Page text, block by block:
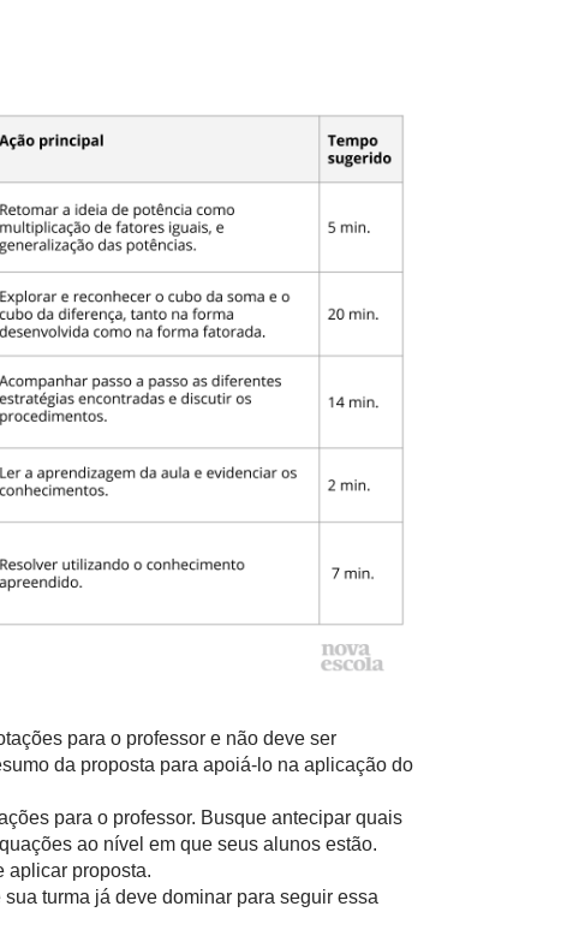
para o professor e não deve ser
da proposta para apoiá-lo na aplicação do
para o professor. Busque antecipar quais
ao nível em que seus alunos estão.
aplicar proposta.
turma já deve dominar para seguir essa